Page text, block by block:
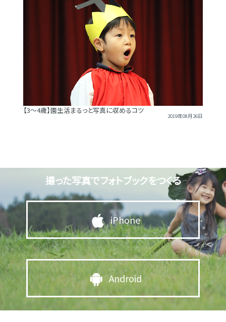
【3～4歳】園生活まるっと写真に収めるコツ
2019年08月26日
撮った写真でフォトブックをつくる
iPhone
Android